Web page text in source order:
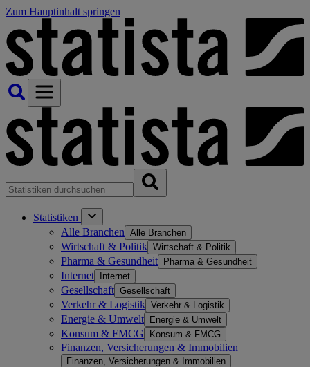
Zum Hauptinhalt springen
Statistiken
Alle Branchen Alle Branchen
Wirtschaft & Politik Wirtschaft & Politik
Pharma & Gesundheit Pharma & Gesundheit
Internet Internet
Gesellschaft Gesellschaft
Verkehr & Logistik Verkehr & Logistik
Energie & Umwelt Energie & Umwelt
Konsum & FMCG Konsum & FMCG
Finanzen, Versicherungen & Immobilien
Finanzen, Versicherungen & Immobilien